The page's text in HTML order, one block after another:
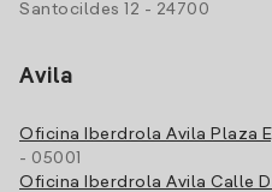
Santocildes 12 - 24700
Avila
Oficina Iberdrola Avila Plaza
- 05001
Oficina Iberdrola Avila Calle